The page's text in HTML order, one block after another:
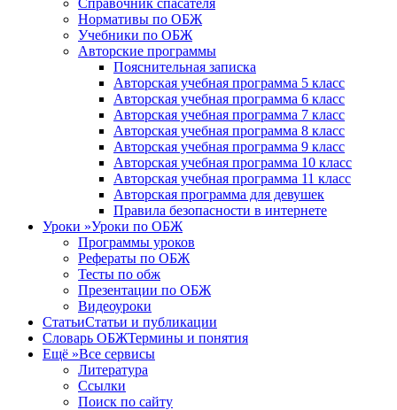
Справочник спасателя
Нормативы по ОБЖ
Учебники по ОБЖ
Авторские программы
Пояснительная записка
Авторская учебная программа 5 класс
Авторская учебная программа 6 класс
Авторская учебная программа 7 класс
Авторская учебная программа 8 класс
Авторская учебная программа 9 класс
Авторская учебная программа 10 класс
Авторская учебная программа 11 класс
Авторская программа для девушек
Правила безопасности в интернете
Уроки »Уроки по ОБЖ
Программы уроков
Рефераты по ОБЖ
Тесты по обж
Презентации по ОБЖ
Видеоуроки
СтатьиСтатьи и публикации
Словарь ОБЖТермины и понятия
Ещё »Все сервисы
Литература
Ссылки
Поиск по сайту